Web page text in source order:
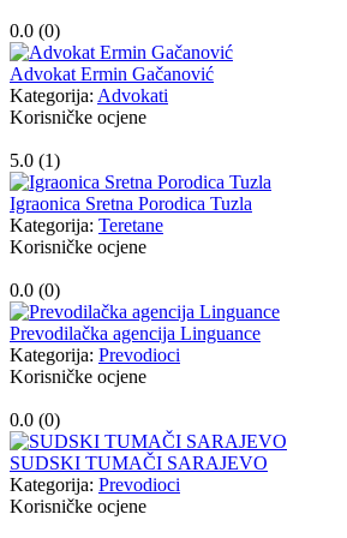
0.0 (0)
Advokat Ermin Gačanović
Kategorija: Advokati
Korisničke ocjene
5.0 (1)
Igraonica Sretna Porodica Tuzla
Kategorija: Teretane
Korisničke ocjene
0.0 (0)
Prevodilačka agencija Linguance
Kategorija: Prevodioci
Korisničke ocjene
0.0 (0)
SUDSKI TUMAČI SARAJEVO
Kategorija: Prevodioci
Korisničke ocjene